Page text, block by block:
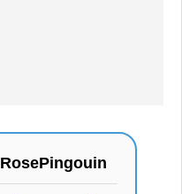
RosePingouin